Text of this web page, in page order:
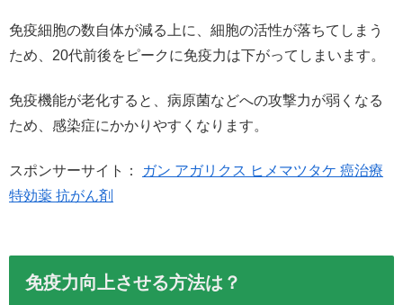
免疫細胞の数自体が減る上に、細胞の活性が落ちてしまう
ため、20代前後をピークに免疫力は下がってしまいます。
免疫機能が老化すると、病原菌などへの攻撃力が弱くなる
ため、感染症にかかりやすくなります。
スポンサーサイト：
ガン アガリクス ヒメマツタケ 癌治療
特効薬 抗がん剤
免疫力向上させる方法は？